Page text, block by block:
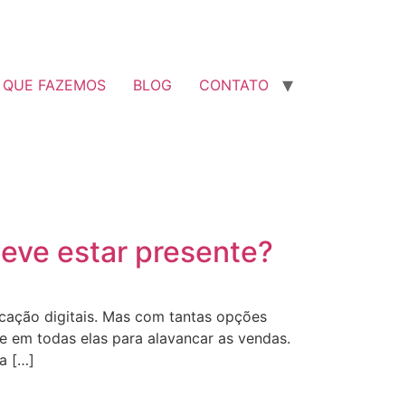
QUE FAZEMOS BLOG CONTATO
estar presente?
digitais. Mas com tantas opções
em todas elas para alavancar as vendas.
[…]